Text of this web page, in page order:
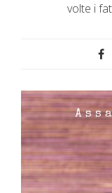
volte i